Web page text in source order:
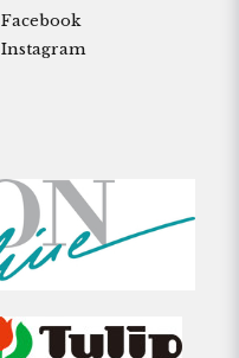
Facebook
Instagram